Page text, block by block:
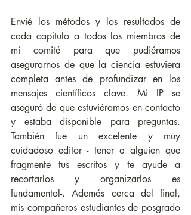
Envié los métodos y los resultados de
cada capítulo a todos los miembros de
mi comité para que pudiéramos
asegurarnos de que la ciencia estuviera
completa antes de profundizar en los
mensajes científicos clave. Mi IP se
aseguró de que estuviéramos en contacto
y estaba disponible para preguntas.
También fue un excelente y muy
cuidadoso editor - tener a alguien que
fragmente tus escritos y te ayude a
recortarlos y organizarlos es
fundamental-. Además cerca del final,
mis compañeros estudiantes de posgrado